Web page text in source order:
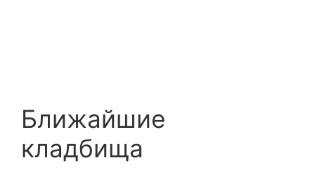
Ближайшие
кладбища